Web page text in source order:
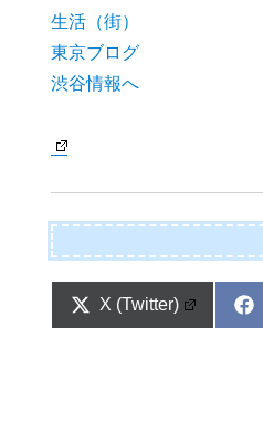
Share
X (Twitter)